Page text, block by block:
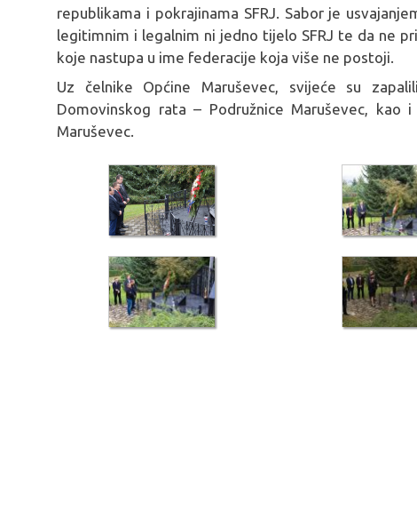
republikama i pokrajinama SFRJ. Sabor je
legitimnim i legalnim ni jedno tijelo SFRJ te da ne
koje nastupa u ime federacije koja više ne postoji.
Uz čelnike Općine Maruševec, svijeće su
Domovinskog rata – Podružnice Maruševec, kao
Maruševec.